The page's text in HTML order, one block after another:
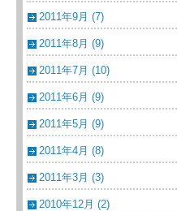
2011年9月 (7)
2011年8月 (9)
2011年7月 (10)
2011年6月 (9)
2011年5月 (9)
2011年4月 (8)
2011年3月 (3)
2010年12月 (2)